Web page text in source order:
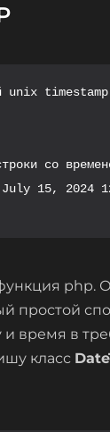
unix timestamp
со
15, 2024
php.
простой
и время в
класс